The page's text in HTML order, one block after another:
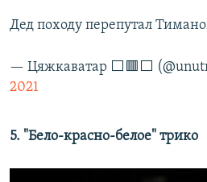
Дед походу перепутал
— Цяжкаватар ⬜️🟥⬜️
2021
5. "Бело-красно-белое" трико